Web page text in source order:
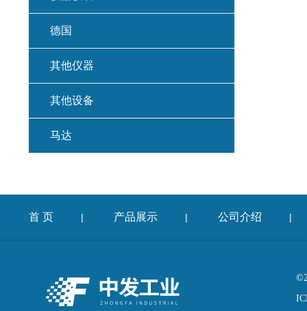
德国
其他仪器
其他设备
马达
首 页 | 产品展示 | 公司介绍 |